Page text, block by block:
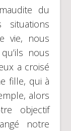
du
situations
vie, nous
nous
a croisé
fille, qui à
alors
objectif
notre